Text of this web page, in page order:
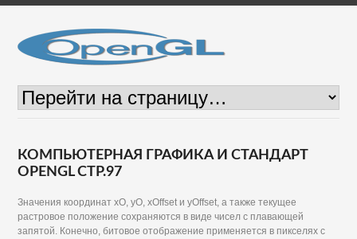
КОМПЬЮТЕРНАЯ ГРАФИКА И СТАНДАРТ
OPENGL СТР.97
Значения координат хО, уО, xOffset и yOffset, а также текущее
растровое положение сохраняются в виде чисел с плавающей
запятой. Конечно, битовое отображение применяется в пикселях с